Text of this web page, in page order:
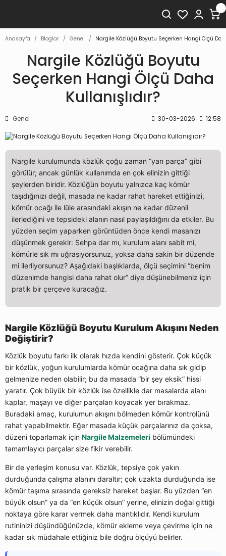
Anasayfa Bloglar Genel Nargile Közlüğü Boyutu Seçerken Hangi Ölçü
Nargile Közlüğü Boyutu
Seçerken Hangi Ölçü Daha
Kullanışlıdır?
Genel 30-03-2026 12:58
Nargile kurulumunda közlük çoğu zaman “yan parça” gibi
görülür; ancak günlük kullanımda en çok elinizin gittiği
şeylerden biridir. Közlüğün boyutu yalnızca kaç kömür
taşıdığınızı değil, masada ne kadar rahat hareket ettiğinizi,
kömür ocağı ile lüle arasındaki akışın ne kadar düzenli
ilerlediğini ve tepsideki alanın nasıl paylaşıldığını da etkiler. Bu
yüzden seçim yaparken görüntüden önce kendi masanızı
düşünmek gerekir: Sehpa dar mı, kurulum alanı sabit mi,
kömürle sık mı uğraşıyorsunuz, yoksa daha sakin bir düzende
mi ilerliyorsunuz? Aşağıdaki başlıklarda, ölçü seçimini “benim
düzenimde hangisi daha rahat olur” diye düşünebilmeniz için
pratik bir çerçeve kuracağız.
Nargile Közlüğü Boyutu Kurulum Akışını Neden
Değiştirir?
Közlük boyutu farkı ilk olarak hızda kendini gösterir. Çok küçük
bir közlük, yoğun kurulumlarda kömür ocağına daha sık gidip
gelmenize neden olabilir; bu da masada “bir şey eksik” hissi
yaratır. Çok büyük bir közlük ise özellikle dar masalarda alanı
kaplar, maşayı ve diğer parçaları koyacak yer bırakmaz.
Buradaki amaç, kurulumun akışını bölmeden kömür kontrolünü
rahat yapabilmektir. Eğer masada küçük parçalarınız da çoksa,
düzeni toparlamak için Nargile Malzemeleri bölümündeki
tamamlayıcı parçalar size fikir verebilir.
Bir de yerleşim konusu var. Közlük, tepsiye çok yakın
durduğunda çalışma alanını daraltır; çok uzakta durduğunda ise
kömür taşıma sırasında gereksiz hareket başlar. Bu yüzden “en
büyük olsun” ya da “en küçük olsun” yerine, elinizin doğal gittiği
noktaya göre karar vermek daha mantıklıdır. Kendi kurulum
rutininizi düşündüğünüzde, kömür ekleme veya çevirme için ne
kadar sık müdahale ettiğiniz bile doğru ölçüyü belirler.